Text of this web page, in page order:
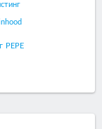
PEPE